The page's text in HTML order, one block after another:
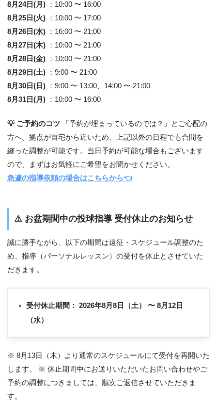
8月24日(月)
：10:00 〜 16:00
8月25日(火)
：10:00 〜 17:00
8月26日(水)
：16:00 〜 21:00
8月27日(木)
：10:00 〜 21:00
8月28日(金)
：10:00 〜 21:00
8月29日(土)
：9:00 〜 21:00
8月30日(日)
：9:00 〜 13:00、14:00 〜 21:00
8月31日(月)
：10:00 〜 16:00
💡 ご予約のコツ 「予約が埋まっているのでは？」とご心配の
方へ。拠点が自宅から近いため、上記以外の日程でも合間を
縫った調整が可能です。当日予約が可能な場合もございます
ので、まずはお気軽にご希望をお聞かせください。
急遽の指導依頼の場合はこちらから👈
⚠️ お盆期間中の投球指導 受付休止のお知らせ
誠に勝手ながら、以下の期間は遠征・スケジュール調整のた
め、指導（パーソナルレッスン）の受付を休止とさせていた
だきます。
受付休止期間：
2026年8月8日（土） 〜 8月12日
（水）
※ 8月13日（木）より通常のスケジュールにて受付を再開いた
します。 ※ 休止期間中にお送りいただいたお問い合わせやご
予約の調整につきましては、順次ご返信させていただきま
す。